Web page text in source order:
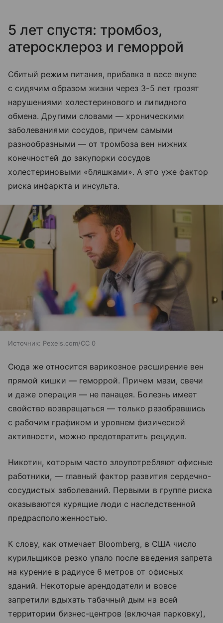
5 лет спустя: тромбоз,
атеросклероз и геморрой
Сбитый режим питания, прибавка в весе вкупе
с сидячим образом жизни через 3-5 лет грозят
нарушениями холестеринового и липидного
обмена. Другими словами — хроническими
заболеваниями сосудов, причем самыми
разнообразными — от тромбоза вен нижних
конечностей до закупорки сосудов
холестериновыми «бляшками». А это уже фактор
риска инфаркта и инсульта.
Источник: Pexels.com/CC 0
Сюда же относится варикозное расширение вен
прямой кишки — геморрой. Причем мази, свечи
и даже операция — не панацея. Болезнь имеет
свойство возвращаться — только разобравшись
с рабочим графиком и уровнем физической
активности, можно предотвратить рецидив.
Никотин, которым часто злоупотребляют офисные
работники, — главный фактор развития сердечно-
сосудистых заболеваний. Первыми в группе риска
оказываются курящие люди с наследственной
предрасположенностью.
К слову, как отмечает Bloomberg, в США число
курильщиков резко упало после введения запрета
на курение в радиусе 6 метров от офисных
зданий. Некоторые арендодатели и вовсе
запретили вдыхать табачный дым на всей
территории бизнес-центров (включая парковку),